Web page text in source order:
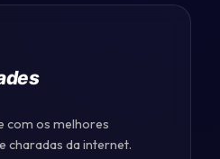
com os melhores
charadas da internet.